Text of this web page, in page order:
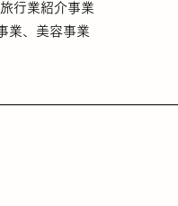
紹介事業
、 美容事業